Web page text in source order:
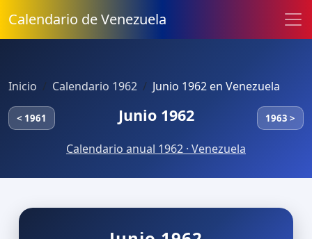
Calendario de Venezuela
Inicio Calendario 1962 Junio 1962 en Venezuela
< 1961 Junio 1962 1963 >
Calendario anual 1962 · Venezuela